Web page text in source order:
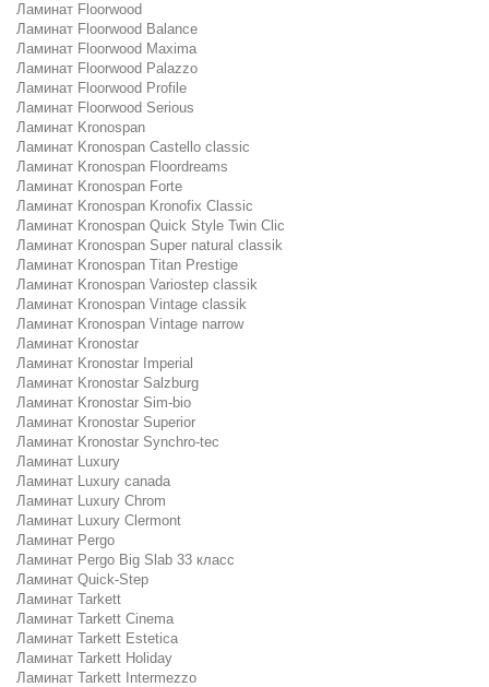
Ламинат Floorwood
Ламинат Floorwood Balance
Ламинат Floorwood Maxima
Ламинат Floorwood Palazzo
Ламинат Floorwood Profile
Ламинат Floorwood Serious
Ламинат Kronospan
Ламинат Kronospan Castello classic
Ламинат Kronospan Floordreams
Ламинат Kronospan Forte
Ламинат Kronospan Kronofix Classic
Ламинат Kronospan Quick Style Twin Clic
Ламинат Kronospan Super natural classik
Ламинат Kronospan Titan Prestige
Ламинат Kronospan Variostep classik
Ламинат Kronospan Vintage classik
Ламинат Kronospan Vintage narrow
Ламинат Kronostar
Ламинат Kronostar Imperial
Ламинат Kronostar Salzburg
Ламинат Kronostar Sim-bio
Ламинат Kronostar Superior
Ламинат Kronostar Synchro-tec
Ламинат Luxury
Ламинат Luxury canada
Ламинат Luxury Chrom
Ламинат Luxury Clermont
Ламинат Pergo
Ламинат Pergo Big Slab 33 класс
Ламинат Quick-Step
Ламинат Tarkett
Ламинат Tarkett Cinema
Ламинат Tarkett Estetica
Ламинат Tarkett Holiday
Ламинат Tarkett Intermezzo